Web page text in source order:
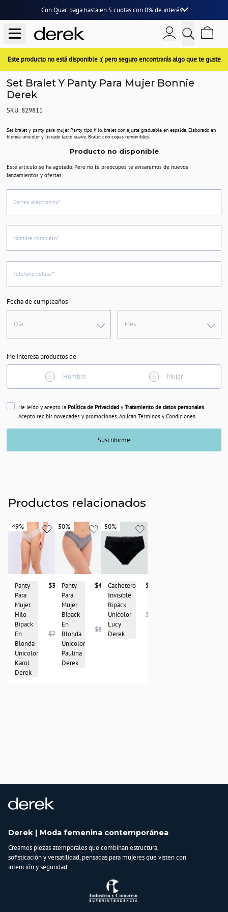
Con Quac paga hasta en 5 cuotascon0% de interés
Este producto no está disponible :( pero seguro encontrarás algo que te guste
Set Bralet Y Panty Para Mujer Bonnie
Derek
SKU: 829811
Set bralet y panty para mujer. Panty tipo hilo, bralet con ajuste graduable en espalda. Elaborado en
blonda unicolor y licrade tacto suave. Bralet con copas removibles.
Producto no disponible
Este articulo se ha agotado, Pero no te preocupes te avisaremos de nuevos
lanzamientos y ofertas.
Correo electrónico*
Nombre completo*
Teléfono celular*
Fecha de cumpleaños
Día Mes
Me interesa productos de
Hombre Mujer
He leído y acepto la Política de Privacidady Tratamiento de datos personales.
Acepto recibir novedades y promociones. Aplican Términos y Condiciones
Suscribirme
Productos relacionados
49%
49%
Panty
Para
Mujer
Hilo
Bipack
En
Blonda
Unicolor
Karol
Derek
$39.950
$78.950
50%
50%
Panty
Para
Mujer
Bipack
En
Blonda
Unicolor
Paulina
Derek
$41.950
$83.950
50%
50%
Cachetero
Invisible
Bipack
Unicolor
Lucy
Derek
$48.950
$96.950
Derek | Moda femenina contemporánea
Creamos piezas atemporales que combinan estructura,
sofisticación y versatilidad, pensadas para mujeres que visten con
intención y seguridad.